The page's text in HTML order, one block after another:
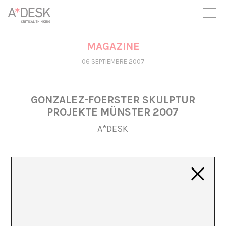
crees también en A*DESK seguimos necesitándote para poder
seguir adelante. Ahora puedes participar del proyecto y
apoyarlo.
MAGAZINE
06 SEPTIEMBRE 2007
GONZALEZ-FOERSTER SKULPTUR
PROJEKTE MÜNSTER 2007
A*DESK